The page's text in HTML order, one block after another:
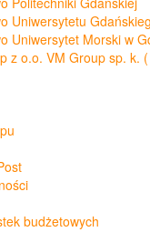
Uniwersytetu
Uniwersytet Morski w
z o.o. VM Group sp. k.
budżetowych